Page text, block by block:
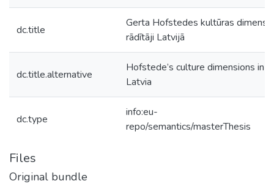
dc.title
Gerta Hofstedes kultūras
rādītāji Latvijā
dc.title.alternative
Hofstede’s culture dimensions in
Latvia
dc.type
info:eu-
repo/semantics/masterThesis
Files
Original bundle